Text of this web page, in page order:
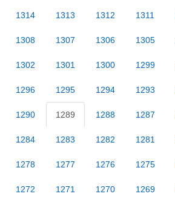
1314 1313 1312 1311
1308 1307 1306 1305
1302 1301 1300 1299
1296 1295 1294 1293
1290 1289 1288 1287
1284 1283 1282 1281
1278 1277 1276 1275
1272 1271 1270 1269